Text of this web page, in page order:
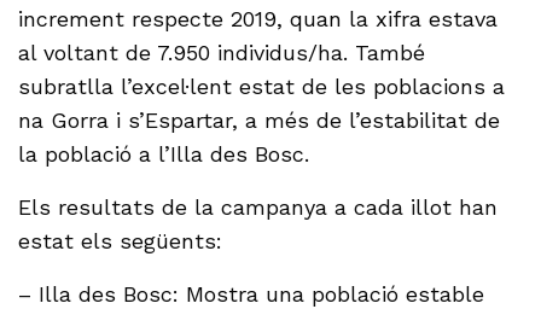
increment respecte 2019, quan la xifra estava
al voltant de 7.950 individus/ha. També
subratlla l’excel·lent estat de les poblacions a
na Gorra i s’Espartar, a més de l’estabilitat de
la població a l’Illa des Bosc.
Els resultats de la campanya a cada illot han
estat els següents:
– Illa des Bosc: Mostra una població estable